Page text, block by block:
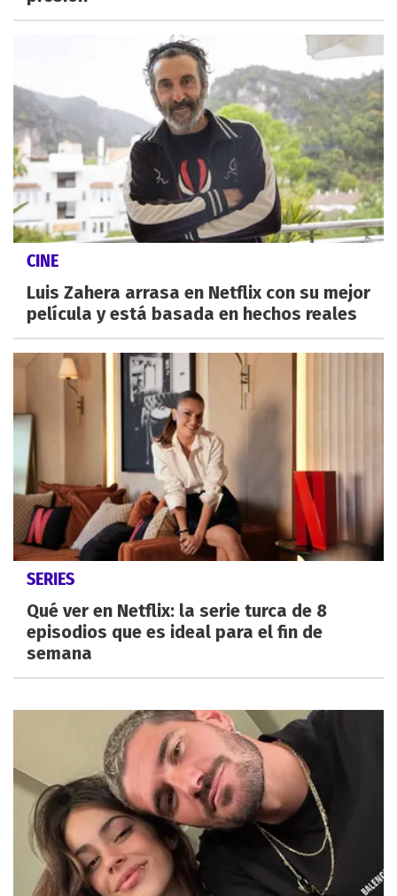
CINE
Luis Zahera arrasa en Netflix con su mejor
película y está basada en hechos reales
SERIES
Qué ver en Netflix: la serie turca de 8
episodios que es ideal para el fin de
semana